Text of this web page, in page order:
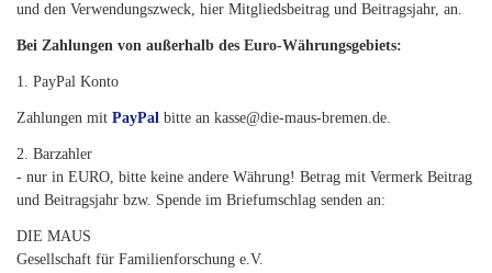
und den Verwendungszweck, hier Mitgliedsbeitrag und Beitragsjahr, an.
Bei Zahlungen von außerhalb des Euro-Währungsgebiets:
1. PayPal Konto
Zahlungen mit PayPal bitte an kasse@die-maus-bremen.de.
2. Barzahler
- nur in EURO, bitte keine andere Währung! Betrag mit Vermerk Beitrag
und Beitragsjahr bzw. Spende im Briefumschlag senden an:
DIE MAUS
Gesellschaft für Familienforschung e.V.